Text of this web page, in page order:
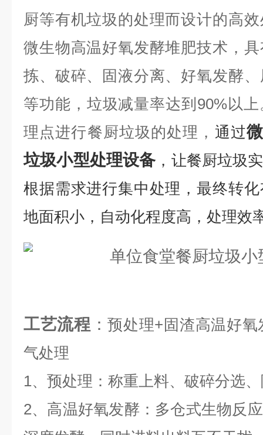
厨等有机垃圾的处理而设计的高
微生物高温好氧发酵堆肥技术，
拣、破碎、固液分离、好氧发酵
等功能，垃圾减量率达到90%以
理点进行餐厨垃圾的处理， 通过
垃圾小型处理设备 ，让餐厨垃圾
根据需求进行集中处理，最终转
地面积小，自动化程度高，处理效
工艺流程 ：预处理+固渣高温好
气处理
1、预处理：称重上料、破碎分选
2、高温好氧发酵：多仓式生物反